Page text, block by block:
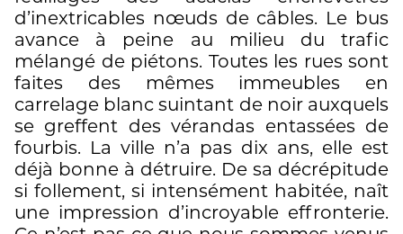
d’inextricables nœuds de câbles. Le bus
avance à peine au milieu du trafic
mélangé de piétons. Toutes les rues sont
faites des mêmes immeubles en
carrelage blanc suintant de noir auxquels
se greffent des vérandas entassées de
fourbis. La ville n’a pas dix ans, elle est
déjà bonne à détruire. De sa décrépitude
si follement, si intensément habitée, naît
une impression d’incroyable effronterie.